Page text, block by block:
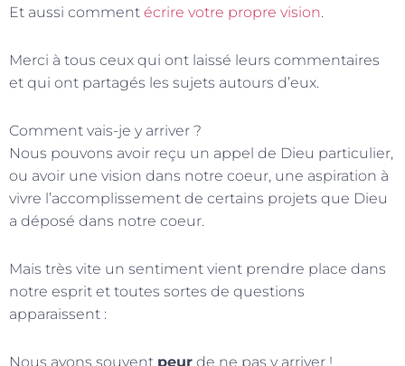
Et aussi comment écrire votre propre vision.
Merci à tous ceux qui ont laissé leurs commentaires
et qui ont partagés les sujets autours d’eux.
Comment vais-je y arriver ?
Nous pouvons avoir reçu un appel de Dieu particulier,
ou avoir une vision dans notre coeur, une aspiration à
vivre l’accomplissement de certains projets que Dieu
a déposé dans notre coeur.
Mais très vite un sentiment vient prendre place dans
notre esprit et toutes sortes de questions
apparaissent :
Nous avons souvent peur de ne pas y arriver !